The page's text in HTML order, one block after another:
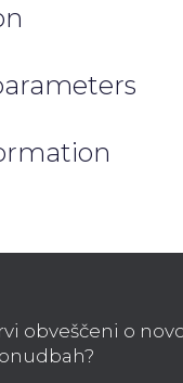
obveščeni o